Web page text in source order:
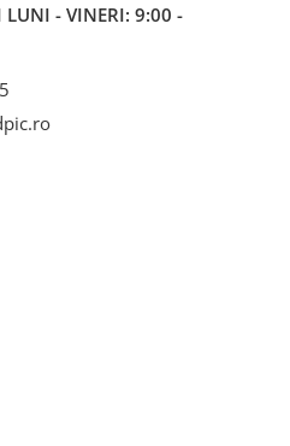
LUNI - VINERI: 9:00 -